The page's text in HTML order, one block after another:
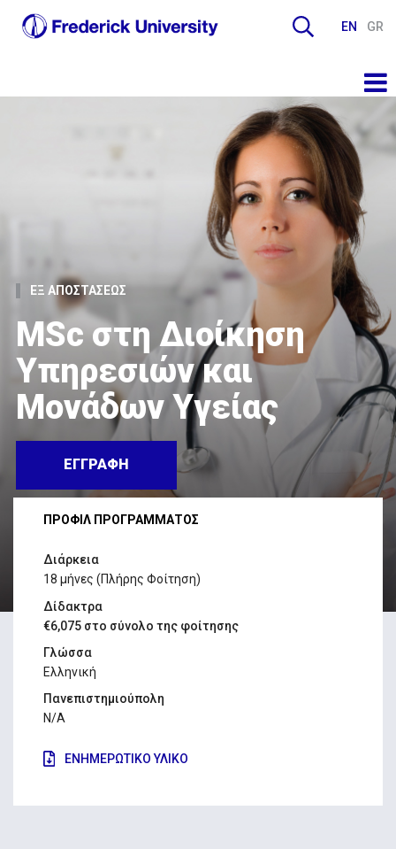
EN GR
ΕΞ ΑΠΟΣΤΑΣΕΩΣ
MSc στη Διοίκηση
Υπηρεσιών και
Μονάδων Υγείας
ΕΓΓΡΑΦΗ
ΠΡΟΦΙΛ ΠΡΟΓΡΑΜΜΑΤΟΣ
Διάρκεια
18 μήνες (Πλήρης Φοίτηση)
Δίδακτρα
€6,075 στο σύνολο της φοίτησης
Γλώσσα
Ελληνική
Πανεπιστημιούπολη
N/A
ΕΝΗΜΕΡΩΤΙΚΟ ΥΛΙΚΟ